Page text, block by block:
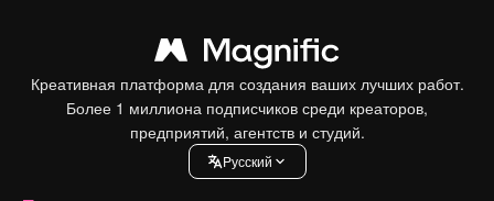
Креативная платформа для создания ваших лучших работ.
Более 1 миллиона подписчиков среди креаторов,
предприятий, агентств и студий.
Pусский